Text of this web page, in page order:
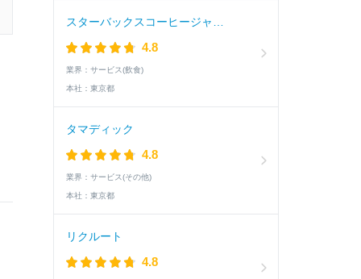
4.8
業界： サービス(飲食)
本社： 東京都
タマディック
4.8
業界： サービス(その他)
本社： 東京都
リクルート
4.8